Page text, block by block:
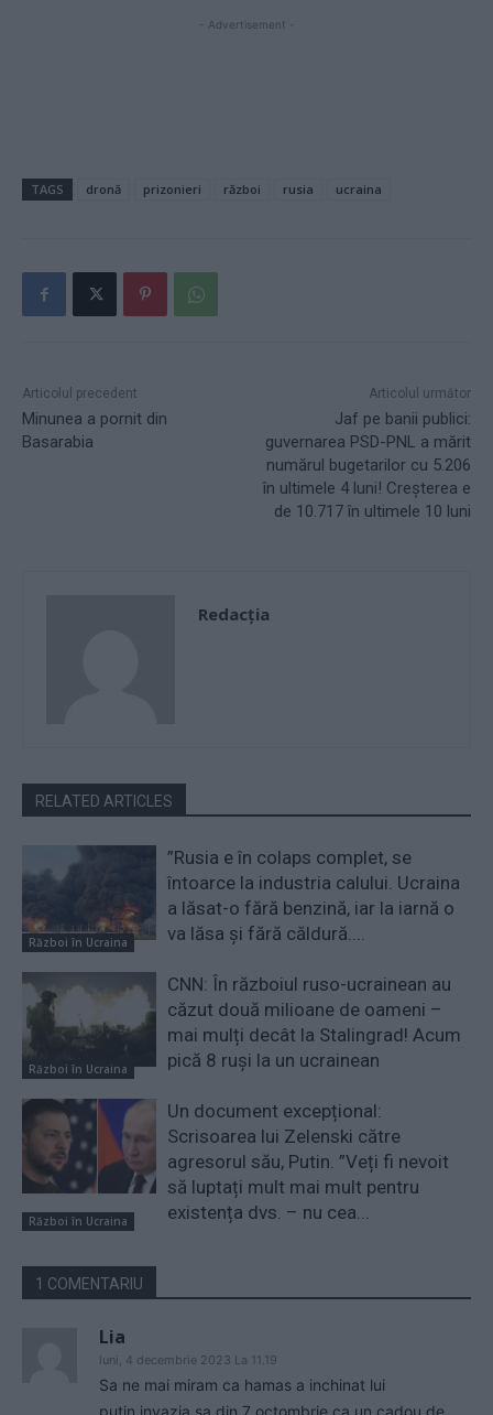
- Advertisement -
TAGS dronă prizonieri război rusia ucraina
Articolul precedent
Minunea a pornit din
Basarabia
Articolul următor
Jaf pe banii publici:
guvernarea PSD-PNL a mărit
numărul bugetarilor cu 5.206
în ultimele 4 luni! Creșterea e
de 10.717 în ultimele 10 luni
Redacţia
RELATED ARTICLES
Război în Ucraina
”Rusia e în colaps complet, se
întoarce la industria calului. Ucraina
a lăsat-o fără benzină, iar la iarnă o
va lăsa și fără căldură....
Război în Ucraina
CNN: În războiul ruso-ucrainean au
căzut două milioane de oameni –
mai mulți decât la Stalingrad! Acum
pică 8 ruși la un ucrainean
Război în Ucraina
Un document excepțional:
Scrisoarea lui Zelenski către
agresorul său, Putin. ”Veți fi nevoit
să luptați mult mai mult pentru
existența dvs. – nu cea...
1 COMENTARIU
Lia
luni, 4 decembrie 2023 La 11.19
Sa ne mai miram ca hamas a inchinat lui
putin,invazia sa din 7 octombrie,ca un cadou de